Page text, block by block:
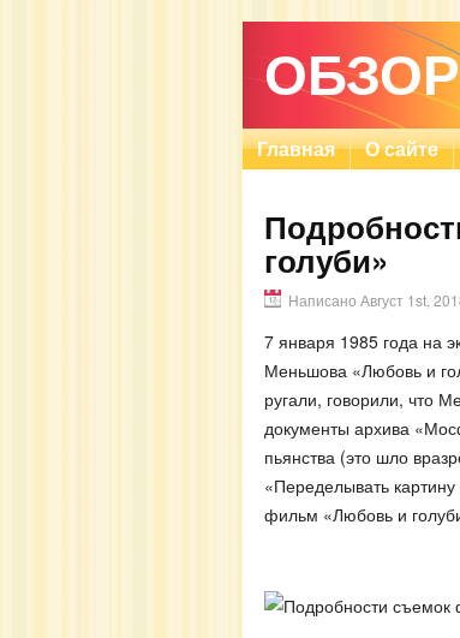
Главная О сайте
голуби»
Написано Август 1st,
7 января 1985 года на
Меньшова «Любовь и
ругали, говорили, что
документы архива
пьянства (это шло
«Переделывать
фильм «Любовь и